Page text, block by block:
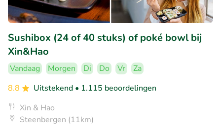
Sushibox (24 of 40 stuks) of poké bowl bij
Xin&Hao
Vandaag Morgen Di Do Vr
Za
8.8
Uitstekend • 1.115 beoordelingen
Xin & Hao
Steenbergen (11km)